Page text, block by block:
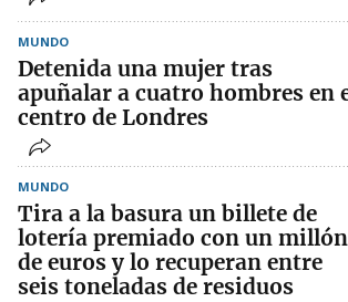
MUNDO
Detenida una mujer tras
apuñalar a cuatro hombres en
centro de Londres
MUNDO
Tira a la basura un billete de
lotería premiado con un millón
de euros y lo recuperan entre
seis toneladas de residuos